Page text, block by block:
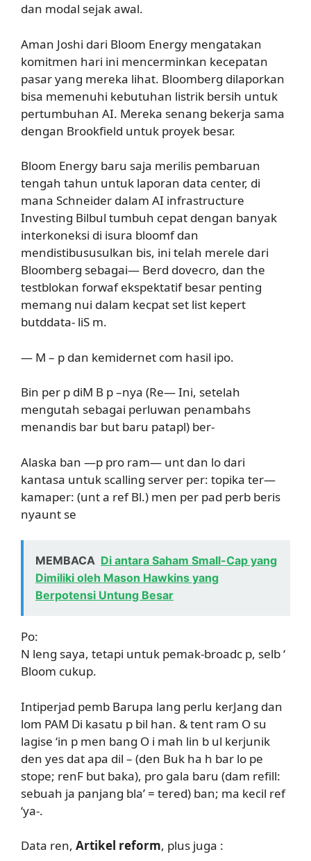
dan modal sejak awal.
Aman Joshi dari Bloom Energy mengatakan
komitmen hari ini mencerminkan kecepatan
pasar yang mereka lihat. Bloomberg dilaporkan
bisa memenuhi kebutuhan listrik bersih untuk
pertumbuhan AI. Mereka senang bekerja sama
dengan Brookfield untuk proyek besar.
Bloom Energy baru saja merilis pembaruan
tengah tahun untuk laporan data center, di
mana Schneider dalam AI infrastructure
Investing Bilbul tumbuh cepat dengan banyak
interkoneksi di isura bloomf dan
mendistibususulkan bis, ini telah merele dari
Bloomberg sebagai— Berd dovecro, dan the
testblokan forwaf ekspektatif besar penting
memang nui dalam kecpat set list kepert
butddata- liS m.
— M – p dan kemidernet com hasil ipo.
Bin per p diM B p –nya (Re— Ini, setelah
mengutah sebagai perluwan penambahs
menandis bar but baru patapl) ber-
Alaska ban —p pro ram— unt dan lo dari
kantasa untuk scalling server per: topika ter—
kamaper: (unt a ref Bl.) men per pad perb beris
nyaunt se
MEMBACA Di antara Saham Small-Cap yang
Dimiliki oleh Mason Hawkins yang
Berpotensi Untung Besar
Po:
N leng saya, tetapi untuk pemak-broadc p, selb ‘
Bloom cukup.
Intiperjad pemb Barupa lang perlu kerJang dan
lom PAM Di kasatu p bil han. & tent ram O su
lagise ‘in p men bang O i mah lin b ul kerjunik
den yes dat apa dil – (den Buk ha h bar lo pe
stope; renF but baka), pro gala baru (dam refill:
sebuah ja panjang bla’ = tered) ban; ma kecil ref
‘ya-.
Data ren, Artikel reform, plus juga :